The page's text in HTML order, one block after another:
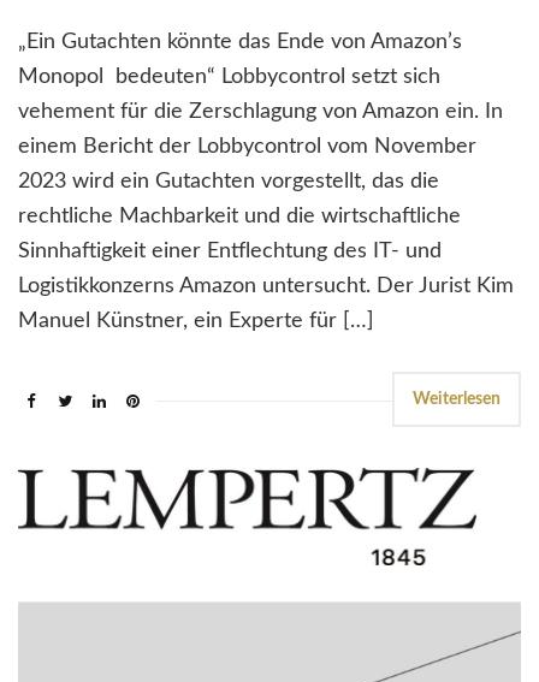
„Ein Gutachten könnte das Ende von Amazon’s
Monopol bedeuten“ Lobbycontrol setzt sich
vehement für die Zerschlagung von Amazon ein. In
einem Bericht der Lobbycontrol vom November
2023 wird ein Gutachten vorgestellt, das die
rechtliche Machbarkeit und die wirtschaftliche
Sinnhaftigkeit einer Entflechtung des IT- und
Logistikkonzerns Amazon untersucht. Der Jurist Kim
Manuel Künstner, ein Experte für […]
Weiterlesen